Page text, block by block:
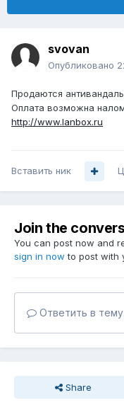
svovan
Опубликовано
Продаются
Оплата возможна
http://www.lanbox.ru
Вставить ник
Join the
You can post now and
sign in now to post with
Ответить в
Share